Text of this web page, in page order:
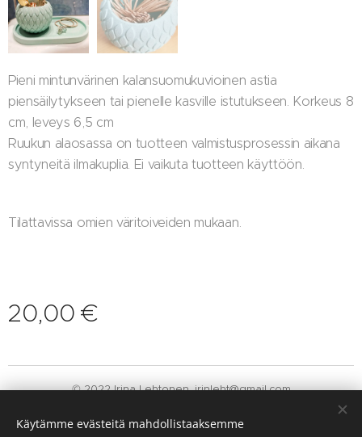
Pieni mintunvärinen kalansuomukuvioinen astia
piensäilytykseen tai pienelle kasville istutukseen. Korkeus 8
cm, leveys 6,5 cm
Ruukun alaosassa on tuotteen valmistusprosessin aikana
syntyneitä ilmakuplia. Ei vaikuta tuotteen käyttöön.
Tilattavissa omien väritoiveiden mukaan.
20,00 €
© 2022 Irina Lehtonen. irinleht@gmail.com
Käytämme evästeitä mahdollistaaksemme